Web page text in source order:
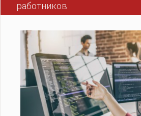
работников